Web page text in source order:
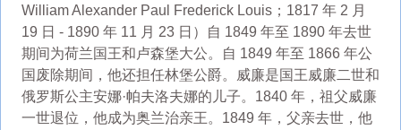
William Alexander Paul Frederick Louis；1817 年 2 月
19 日 - 1890 年 11 月 23 日）自 1849 年至 1890 年去世
期间为荷兰国王和卢森堡大公。自 1849 年至 1866 年公
国废除期间，他还担任林堡公爵。威廉是国王威廉二世和
俄罗斯公主安娜·帕夫洛夫娜的儿子。1840 年，祖父威廉
一世退位，他成为奥兰治亲王。1849 年，父亲去世，他